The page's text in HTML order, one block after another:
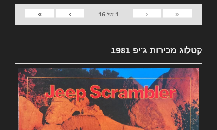
«
‹
1 של16
›
»
קטלוג מכירות ג'יפ 1981